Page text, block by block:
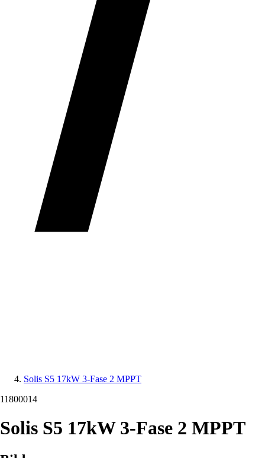
Solis S5 17kW 3-Fase 2 MPPT
11800014
Solis S5 17kW 3-Fase 2 MPPT